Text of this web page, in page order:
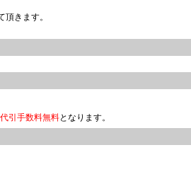
きます。
代引手数料無料となります。